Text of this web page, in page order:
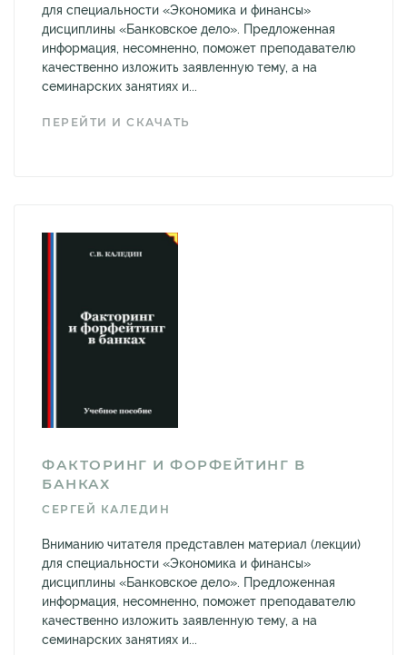
для специальности «Экономика и финансы»
дисциплины «Банковское дело». Предложенная
информация, несомненно, поможет преподавателю
качественно изложить заявленную тему, а на
семинарских занятиях и...
ПЕРЕЙТИ И СКАЧАТЬ
ФАКТОРИНГ И ФОРФЕЙТИНГ В
БАНКАХ
СЕРГЕЙ КАЛЕДИН
Вниманию читателя представлен материал (лекции)
для специальности «Экономика и финансы»
дисциплины «Банковское дело». Предложенная
информация, несомненно, поможет преподавателю
качественно изложить заявленную тему, а на
семинарских занятиях и...